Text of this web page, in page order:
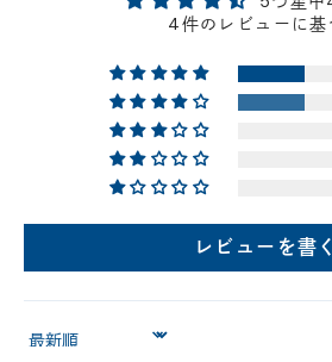
- 在庫 -×
- 在庫 -△
- 在庫 -△
福岡店- 在庫 -△
新製品については販売開始日より
4件のレビューに基
レビューを書く
Sort by